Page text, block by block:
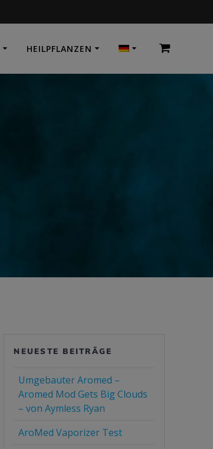
HEILPFLANZEN
NEUESTE BEITRÄGE
Umgebauter Aromed –
Aromed Mod Gets Big Clouds
– von Aymless Ryan
AroMed Vaporizer Test